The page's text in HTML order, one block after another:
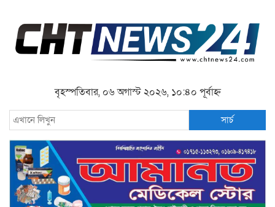
বৃহস্পতিবার, ০৬ অগাস্ট ২০২৬, ১০:৪০ পূর্বাহ্ন
সার্চ